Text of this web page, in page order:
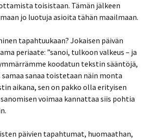
toisistaan. Tämän jälkeen
jo luotuja asioita tähän maailmaan.
tapahtuukaan? Jokaisen päivän
periaate: ”sanoi, tulkoon valkeus – ja
koodatun tekstin sääntöjä,
sanaa toistetaan näin monta
aikana, sen on pakko olla erityisen
voimaa kannattaa siis pohtia
päivien tapahtumat, huomaathan,